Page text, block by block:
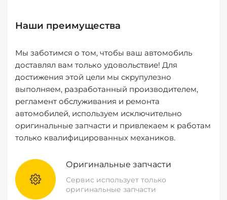
Наши преимущества
Мы заботимся о том, чтобы ваш автомобиль
доставлял вам только удовольствие! Для
достижения этой цели мы скрупулезно
выполняем, разработанный производителем,
регламент обслуживания и ремонта
автомобилей, используем исключительно
оригинальные запчасти и привлекаем к работам
только квалифицированных механиков.
Оригинальные запчасти
Сервис использует только
оригинальные запчасти